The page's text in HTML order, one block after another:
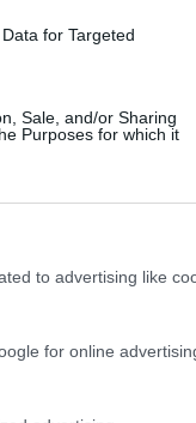
for Targeted
Sale, and/or Sharing
Purposes for which it
to advertising like
for online
több tízezren a
a boldogító
is
rendkívül
hogy az
akaratát.